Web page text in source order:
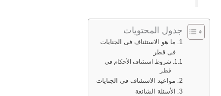
جدول المحتويات
ما هو الاستئناف فى الجنايات
فى قطر
شروط استئناف الأحكام في
قطر
مواعيد الاستئناف في الجنايات
الأسئلة الشائعة